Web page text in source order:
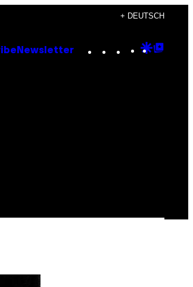
+ DEUTSCH
Newsletter Instagram
TikTok
YouTube
Google